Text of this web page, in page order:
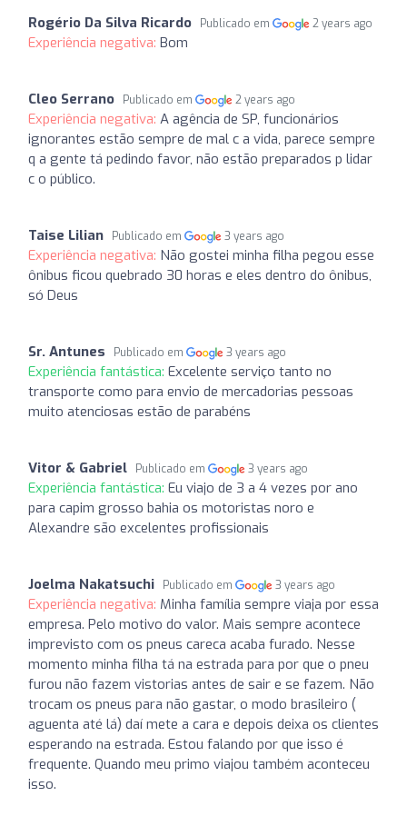
Rogério Da Silva Ricardo Publicado em 2 years ago
Experiência negativa: Bom
Cleo Serrano Publicado em 2 years ago
Experiência negativa: A agência de SP, funcionários
ignorantes estão sempre de mal c a vida, parece sempre
q a gente tá pedindo favor, não estão preparados p lidar
c o público.
Taise Lilian Publicado em 3 years ago
Experiência negativa: Não gostei minha filha pegou esse
ônibus ficou quebrado 30 horas e eles dentro do ônibus,
só Deus
Sr. Antunes Publicado em 3 years ago
Experiência fantástica: Excelente serviço tanto no
transporte como para envio de mercadorias pessoas
muito atenciosas estão de parabéns
Vitor & Gabriel Publicado em 3 years ago
Experiência fantástica: Eu viajo de 3 a 4 vezes por ano
para capim grosso bahia os motoristas noro e
Alexandre são excelentes profissionais
Joelma Nakatsuchi Publicado em 3 years ago
Experiência negativa: Minha família sempre viaja por essa
empresa. Pelo motivo do valor. Mais sempre acontece
imprevisto com os pneus careca acaba furado. Nesse
momento minha filha tá na estrada para por que o pneu
furou não fazem vistorias antes de sair e se fazem. Não
trocam os pneus para não gastar, o modo brasileiro (
aguenta até lá) daí mete a cara e depois deixa os clientes
esperando na estrada. Estou falando por que isso é
frequente. Quando meu primo viajou também aconteceu
isso.